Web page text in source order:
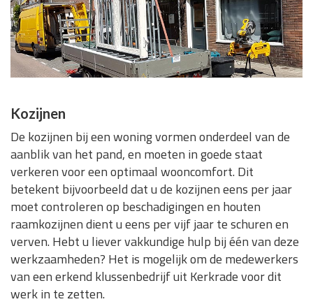
Kozijnen
De kozijnen bij een woning vormen onderdeel van de
aanblik van het pand, en moeten in goede staat
verkeren voor een optimaal wooncomfort. Dit
betekent bijvoorbeeld dat u de kozijnen eens per jaar
moet controleren op beschadigingen en houten
raamkozijnen dient u eens per vijf jaar te schuren en
verven. Hebt u liever vakkundige hulp bij één van deze
werkzaamheden? Het is mogelijk om de medewerkers
van een erkend klussenbedrijf uit Kerkrade voor dit
werk in te zetten.